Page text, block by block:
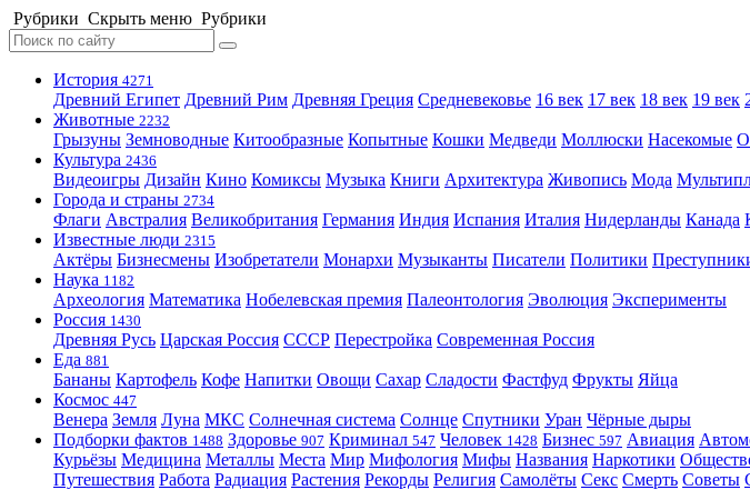
Рубрики Скрыть меню Рубрики
История 4271
Древний Египет Древний Рим Древняя Греция Средневековье 16 век 17 век 18 век 19 век
Животные 2232
Грызуны Земноводные Китообразные Копытные Кошки Медведи Моллюски Насекомые
Культура 2436
Видеоигры Дизайн Кино Комиксы Музыка Книги Архитектура Живопись Мода
Города и страны 2734
Флаги Австралия Великобритания Германия Индия Испания Италия Нидерланды Канада
Известные люди 2315
Актёры Бизнесмены Изобретатели Монархи Музыканты Писатели Политики
Наука 1182
Археология Математика Нобелевская премия Палеонтология Эволюция Эксперименты
Россия 1430
Древняя Русь Царская Россия СССР Перестройка Современная Россия
Еда 881
Бананы Картофель Кофе Напитки Овощи Сахар Сладости Фастфуд Фрукты Яйца
Космос 447
Венера Земля Луна МКС Солнечная система Солнце Спутники Уран Чёрные дыры
Подборки фактов 1488 Здоровье 907 Криминал 547 Человек 1428 Бизнес 597 Авиация
Курьёзы Медицина Металлы Места Мир Мифология Мифы Названия Наркотики
Путешествия Работа Радиация Растения Рекорды Религия Самолёты Секс Смерть Советы